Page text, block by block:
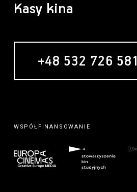
Kasy kina
+48 532 726 581
MECENAS